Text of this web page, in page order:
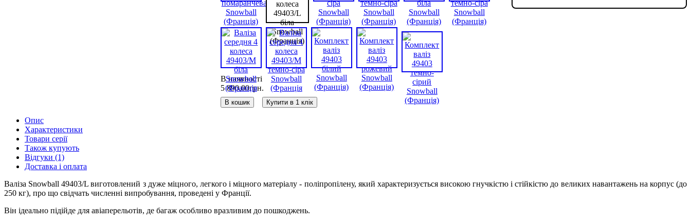
В наявності
5 890,00грн.
В кошик Купити в 1 клік
Опис
Характеристики
Товари серії
Також купують
Відгуки (1)
Доставка і оплата
Валіза Snowball 49403/L виготовлений з дуже міцного, легкого і міцного матеріалу - поліпропілену, який характеризується високою гнучкістю і стійкістю до великих навантажень на корпус (до
250 кг), про що свідчать численні випробування, проведені у Франції.
Він ідеально підійде для авіаперельотів, де багаж особливо вразливим до пошкоджень.